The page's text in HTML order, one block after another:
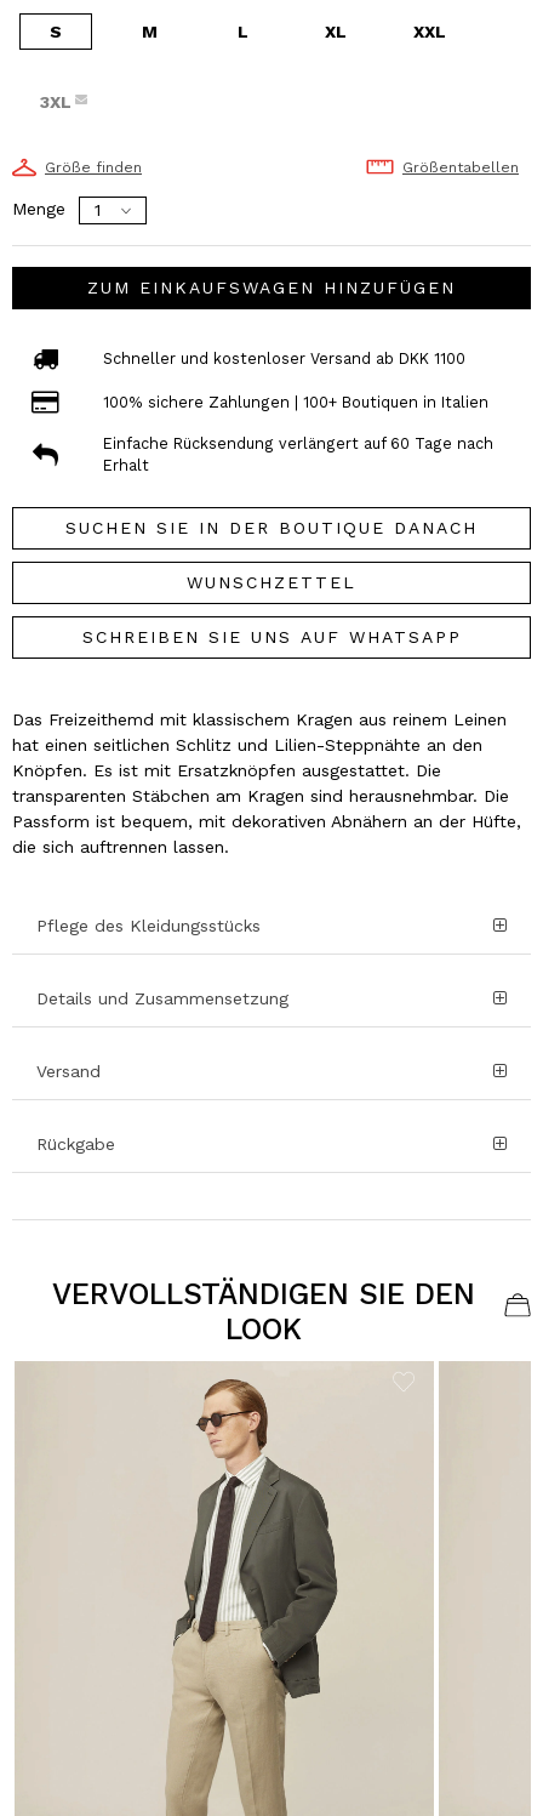
S M L XL XXL
3XL
Größe finden Größentabellen
Menge
ZUM EINKAUFSWAGEN HINZUFÜGEN
Schneller und kostenloser Versand ab DKK 1100
100% sichere Zahlungen | 100+ Boutiquen in Italien
Einfache Rücksendung verlängert auf 60 Tage nach
Erhalt
SUCHEN SIE IN DER BOUTIQUE DANACH
WUNSCHZETTEL
SCHREIBEN SIE UNS AUF WHATSAPP
Das Freizeithemd mit klassischem Kragen aus reinem Leinen
hat einen seitlichen Schlitz und Lilien-Steppnähte an den
Knöpfen. Es ist mit Ersatzknöpfen ausgestattet. Die
transparenten Stäbchen am Kragen sind herausnehmbar. Die
Passform ist bequem, mit dekorativen Abnähern an der Hüfte,
die sich auftrennen lassen.
Pflege des Kleidungsstücks
Details und Zusammensetzung
Versand
Rückgabe
VERVOLLSTÄNDIGEN SIE DEN
LOOK